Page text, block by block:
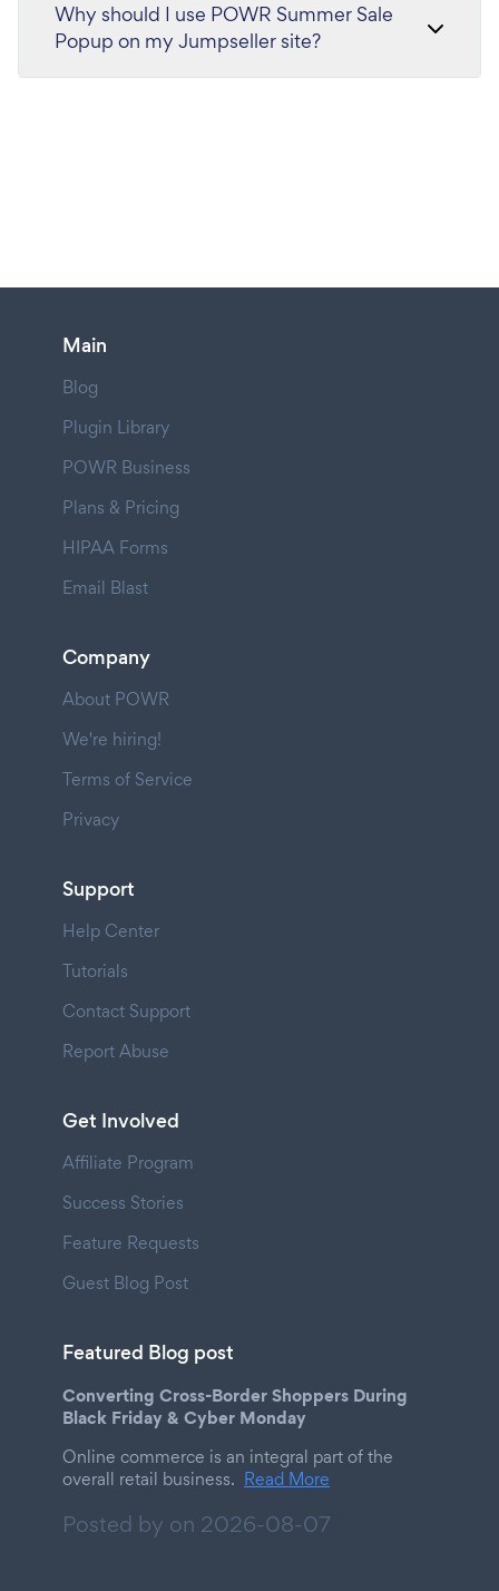
Why should I use POWR Summer Sale
Popup on my Jumpseller site?
Main
Blog
Plugin Library
POWR Business
Plans & Pricing
HIPAA Forms
Email Blast
Company
About POWR
We're hiring!
Terms of Service
Privacy
Support
Help Center
Tutorials
Contact Support
Report Abuse
Get Involved
Affiliate Program
Success Stories
Feature Requests
Guest Blog Post
Featured Blog post
Converting Cross-Border Shoppers During
Black Friday & Cyber Monday
Online commerce is an integral part of the
overall retail business. Read More
Posted by on 2026-08-07